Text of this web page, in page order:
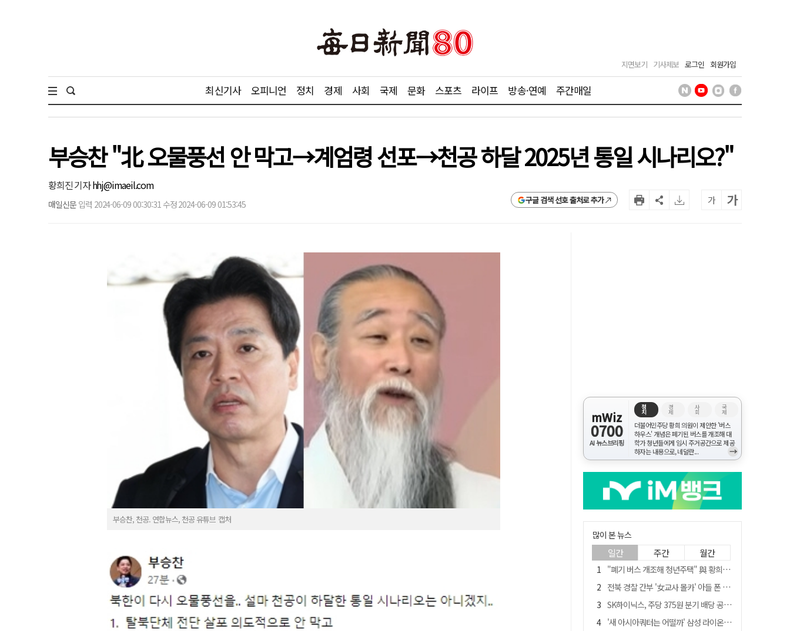
지면보기 기사제보 로그인 회원가입
최신기사 오피니언 정치 경제 사회 국제 문화 스포츠 라이프 방송·연예 주간매일
부승찬 "北 오물풍선 안 막고→계엄령 선포→천공 하달 2025년 통일 시나리오?"
황희진 기자hhj@imaeil.com
매일신문 입력 2024-06-09 00:30:31 수정 2024-06-09 01:53:45 구글 검색 선호 출처로 추가 가 가
부승찬, 천공. 연합뉴스, 천공 유튜브 캡처
mWiz
0700
AI 뉴스브리핑
정
치
경
제
사
회
국
제
더불어민주당 황희 의원이 제안한 '버스
하우스' 개념은 폐기된 버스를 개조해 대
학가 청년들에게 임시 주거공간으로 제공
하자는 내용으로, 네덜란...
→
많이 본 뉴스
일간 주간 월간
"폐기 버스 개조해 청년주택" 與 황희…'딸 학비는 年 4200만원'
전북 경찰 간부 '女교사 몰카' 아들 폰 부수고…"처벌 못하는 사안" 내부망에 글
SK하이닉스, 주당 375원 분기 배당 공시…"3분기 중 주주환원 방안 확정"
'새 아시아쿼터는 어떨까' 삼성 라이온즈, 새 얼굴 투수 미야모리 영입